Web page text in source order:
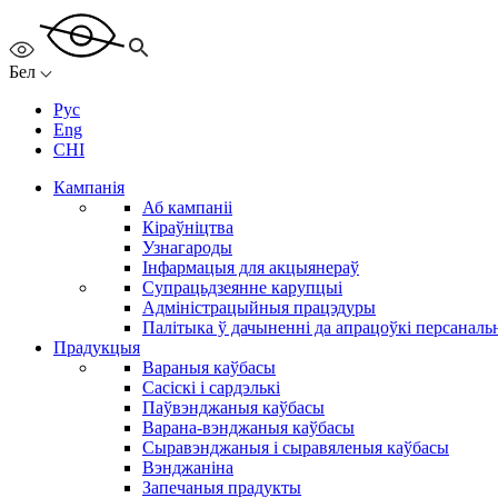
Бел
Рус
Eng
CHI
Кампанія
Аб кампаніі
Кіраўніцтва
Узнагароды
Інфармацыя для акцыянераў
Супрацьдзеянне карупцыі
Адміністрацыйныя працэдуры
Палітыка ў дачыненні да апрацоўкі
Прадукцыя
Вараныя каўбасы
Сасіскі і сардэлькі
Паўвэнджаныя каўбасы
Варана-вэнджаныя каўбасы
Сыравэнджаныя і сыравяленыя каўбасы
Вэнджаніна
Запечаныя прадукты